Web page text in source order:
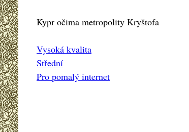
Kypr očima metropolity Kryštofa
Vysoká kvalita
Střední
Pro pomalý internet